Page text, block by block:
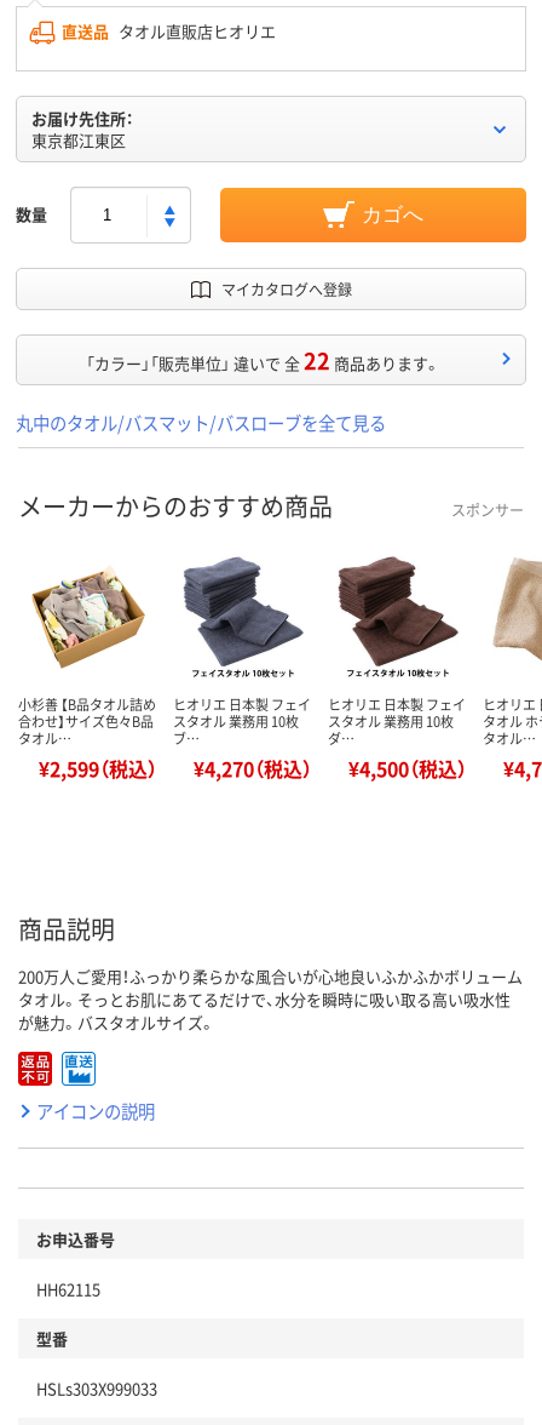
直送品 タオル直販店ヒオリエ
お届け先住所：
東京都江東区
数量 カゴへ
マイカタログへ登録
「カラー」「販売単位」 違いで 全22 商品あります。
丸中のタオル/バスマット/バスローブを全て見る
メーカーからのおすすめ商品 スポンサー
小杉善 【B品タオル詰め
合わせ】サイズ色々B品
タオル…
¥2,599（税込）
ヒオリエ 日本製 フェイ
スタオル 業務用 10枚
ブ…
¥4,270（税込）
ヒオリエ 日本製 フェイ
スタオル 業務用 10枚
ダ…
¥4,500（税込）
ヒオリエ
タオル
タオル…
商品説明
200万人ご愛用！ふっかり柔らかな風合いが心地良いふかふかボリューム
タオル。そっとお肌にあてるだけで、水分を瞬時に吸い取る高い吸水性
が魅力。バスタオルサイズ。
アイコンの説明
お申込番号
HH62115
型番
HSLs303X999033